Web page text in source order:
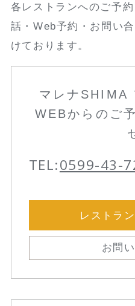
各レストランへのご予
話・Web予約・お問い
けております。
マレナSHIMA
WEBからのご
TEL:0599-43-
レストラ
お問